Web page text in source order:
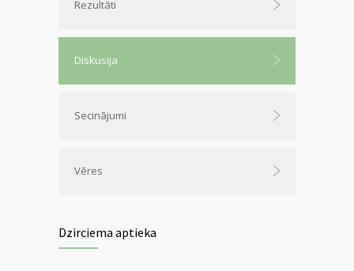
Rezultāti
Diskusija
Secinājumi
Vēres
Dzirciema aptieka